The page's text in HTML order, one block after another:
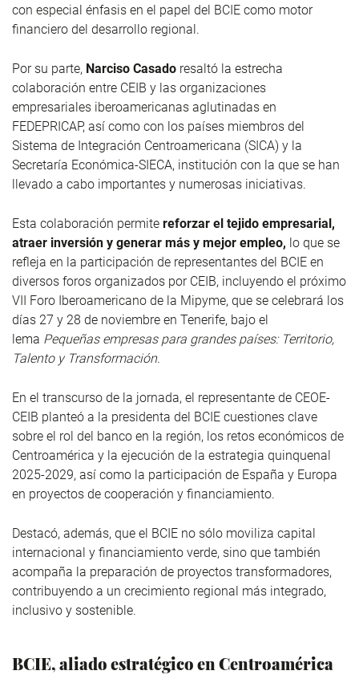
con especial énfasis en el papel del BCIE como motor
financiero del desarrollo regional.
Por su parte, Narciso Casado resaltó la estrecha
colaboración entre CEIB y las organizaciones
empresariales iberoamericanas aglutinadas en
FEDEPRICAP, así como con los países miembros del
Sistema de Integración Centroamericana (SICA) y la
Secretaría Económica-SIECA, institución con la que se han
llevado a cabo importantes y numerosas iniciativas.
Esta colaboración permite reforzar el tejido empresarial,
atraer inversión y generar más y mejor empleo, lo que se
refleja en la participación de representantes del BCIE en
diversos foros organizados por CEIB, incluyendo el próximo
VII Foro Iberoamericano de la Mipyme, que se celebrará los
días 27 y 28 de noviembre en Tenerife, bajo el
lema Pequeñas empresas para grandes países: Territorio,
Talento y Transformación.
En el transcurso de la jornada, el representante de CEOE-
CEIB planteó a la presidenta del BCIE cuestiones clave
sobre el rol del banco en la región, los retos económicos de
Centroamérica y la ejecución de la estrategia quinquenal
2025-2029, así como la participación de España y Europa
en proyectos de cooperación y financiamiento.
Destacó, además, que el BCIE no sólo moviliza capital
internacional y financiamiento verde, sino que también
acompaña la preparación de proyectos transformadores,
contribuyendo a un crecimiento regional más integrado,
inclusivo y sostenible.
BCIE, aliado estratégico en Centroamérica